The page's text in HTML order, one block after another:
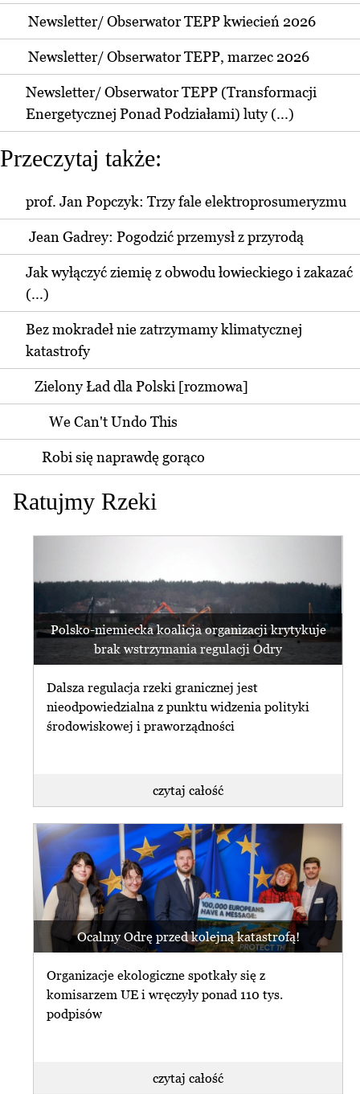
Newsletter/ Obserwator TEPP kwiecień 2026
Newsletter/ Obserwator TEPP, marzec 2026
Newsletter/ Obserwator TEPP (Transformacji
Energetycznej Ponad Podziałami) luty (...)
Przeczytaj także:
prof. Jan Popczyk: Trzy fale elektroprosumeryzmu
Jean Gadrey: Pogodzić przemysł z przyrodą
Jak wyłączyć ziemię z obwodu łowieckiego i zakazać
(...)
Bez mokradeł nie zatrzymamy klimatycznej
katastrofy
Zielony Ład dla Polski [rozmowa]
We Can't Undo This
Robi się naprawdę gorąco
Ratujmy Rzeki
Polsko-niemiecka koalicja organizacji krytykuje
brak wstrzymania regulacji Odry
Dalsza regulacja rzeki granicznej jest
nieodpowiedzialna z punktu widzenia polityki
środowiskowej i praworządności
czytaj całość
Ocalmy Odrę przed kolejną katastrofą!
Organizacje ekologiczne spotkały się z
komisarzem UE i wręczyły ponad 110 tys.
podpisów
czytaj całość